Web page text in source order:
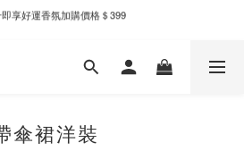
批限時優惠｜單件95折，任兩件9折
享好運香氛加購價格＄399
傘裙洋裝